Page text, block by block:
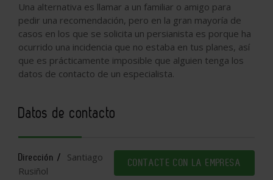
Una alternativa es llamar a un familiar o amigo para
pedir una recomendación, pero en la gran mayoría de
casos en los que se solicita un persianista es porque ha
ocurrido una incidencia que no estaba en tus planes, así
que es prácticamente imposible que alguien tenga los
datos de contacto de un especialista.
Datos de contacto
CONTACTE CON LA EMPRESA
Dirección /
Santiago
Rusiñol